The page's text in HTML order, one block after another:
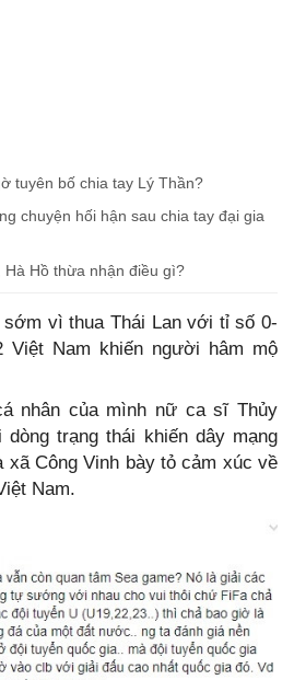
tuyên bố chia tay Lý Thần?
chuyện hối hận sau chia tay đại gia
Hà Hồ thừa nhận điều gì?
vì thua Thái Lan với tỉ số 0-
Việt Nam khiến người hâm mộ
nhân của mình nữ ca sĩ Thủy
trạng thái khiến dây mạng
xã Công Vinh bày tỏ cảm xúc về
Nam.